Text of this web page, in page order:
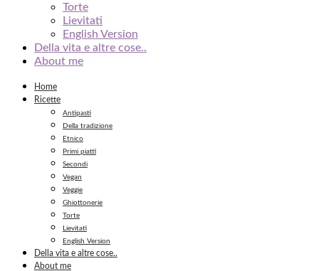
Torte
Lievitati
English Version
Della vita e altre cose..
About me
Home
Ricette
Antipasti
Della tradizione
Etnico
Primi piatti
Secondi
Vegan
Veggie
Ghiottonerie
Torte
Lievitati
English Version
Della vita e altre cose..
About me